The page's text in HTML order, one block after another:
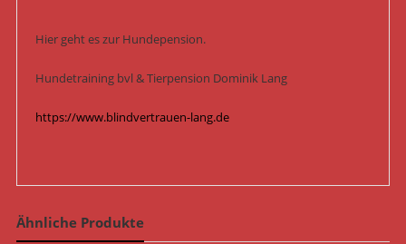
Hier geht es zur Hundepension.
Hundetraining bvl & Tierpension Dominik Lang
https://www.blindvertrauen-lang.de
Ähnliche Produkte